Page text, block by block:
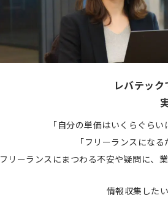
レバテッ
「自分の単価はいくらぐら
「フリーランスにな
フリーランスにまつわる不安や疑問に、
情報収集した